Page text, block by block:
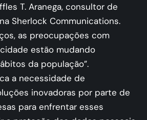
T. Aranega, consultor de
Sherlock Communications.
as preocupações com
estão mudando
da população”​.
a necessidade de
inovadoras por parte de
para enfrentar esses